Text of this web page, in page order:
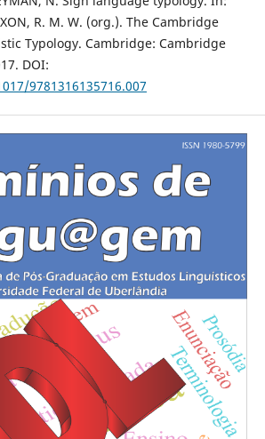
R. M. W. (org.). The Cambridge
Typology. Cambridge: Cambridge
DOI:
9781316135716.007